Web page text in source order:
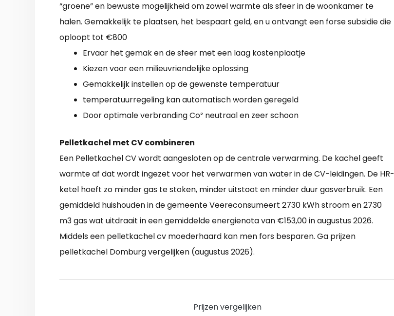
“groene” en bewuste mogelijkheid om zowel warmte als sfeer in de woonkamer te
halen. Gemakkelijk te plaatsen, het bespaart geld, en u ontvangt een forse subsidie die
oploopt tot €800
Ervaar het gemak en de sfeer met een laag kostenplaatje
Kiezen voor een milieuvriendelijke oplossing
Gemakkelijk instellen op de gewenste temperatuur
temperatuurregeling kan automatisch worden geregeld
Door optimale verbranding Co² neutraal en zeer schoon
Pelletkachel met CV combineren
Een Pelletkachel CV wordt aangesloten op de centrale verwarming. De kachel geeft
warmte af dat wordt ingezet voor het verwarmen van water in de CV-leidingen. De HR-
ketel hoeft zo minder gas te stoken, minder uitstoot en minder duur gasverbruik. Een
gemiddeld huishouden in de gemeente Veereconsumeert 2730 kWh stroom en 2730
m3 gas wat uitdraait in een gemiddelde energienota van €153,00 in augustus 2026.
Middels een pelletkachel cv moederhaard kan men fors besparen. Ga prijzen
pelletkachel Domburg vergelijken (augustus 2026).
Prijzen vergelijken